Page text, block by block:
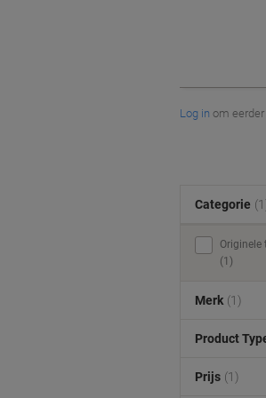
Log in om
Categorie
Originele
(1)
Merk (1)
Product
Prijs (1)